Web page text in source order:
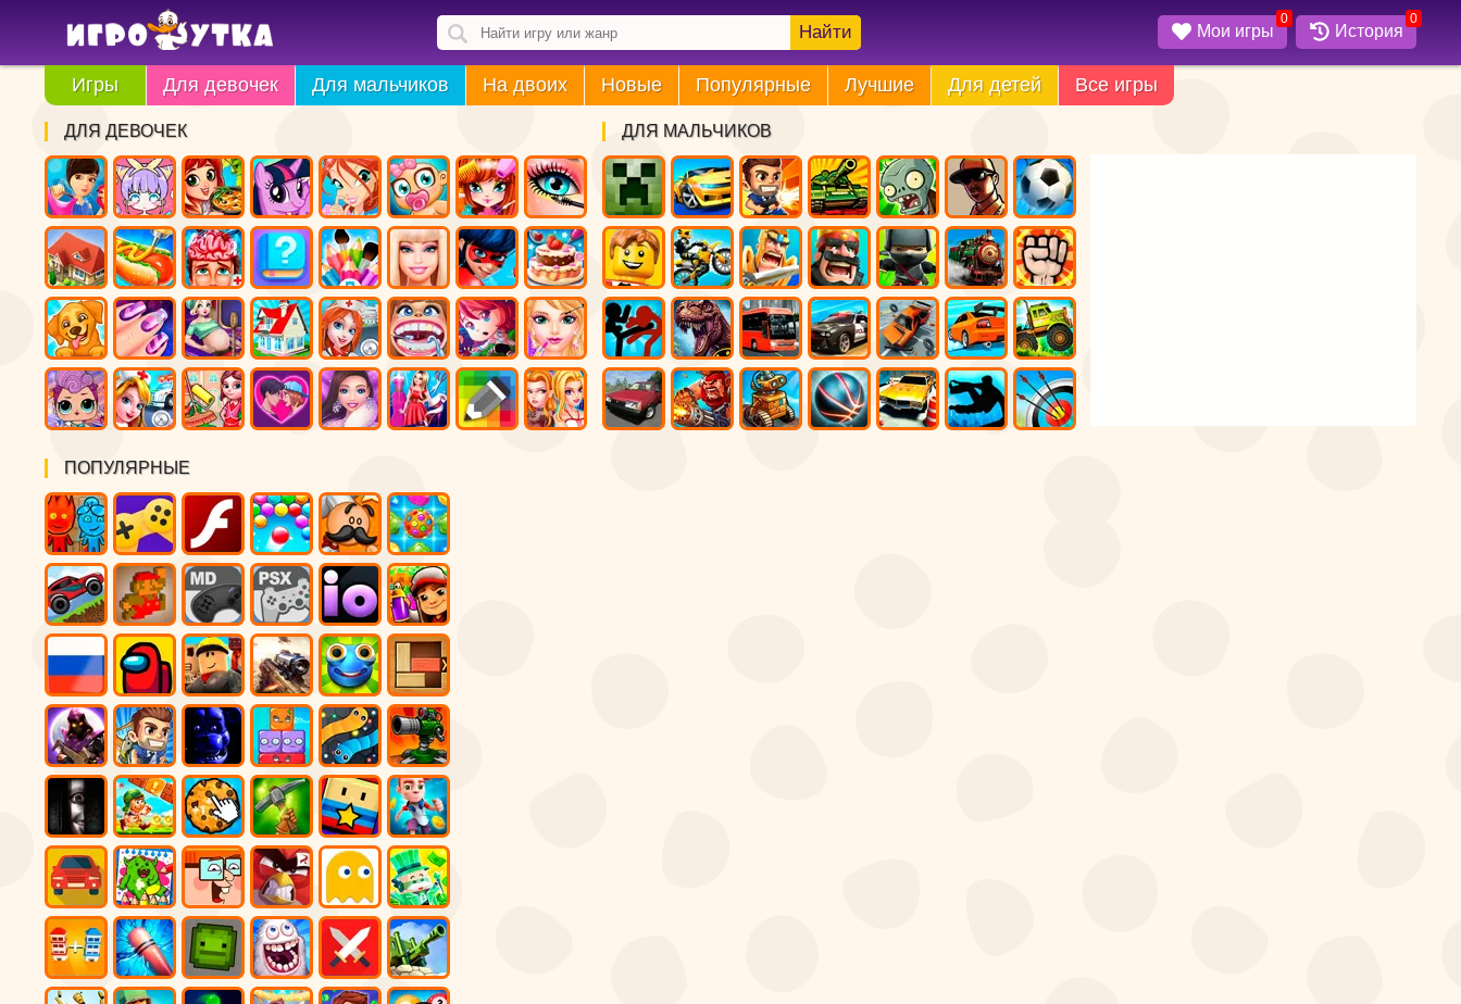
Найти Мои игры
0
История
0
Игры Для девочек Для мальчиков На двоих Новые Популярные Лучшие Для детей Все игры
ДЛЯ МАЛЬЧИКОВ
ДЛЯ ДЕВОЧЕК
ПОПУЛЯРНЫЕ